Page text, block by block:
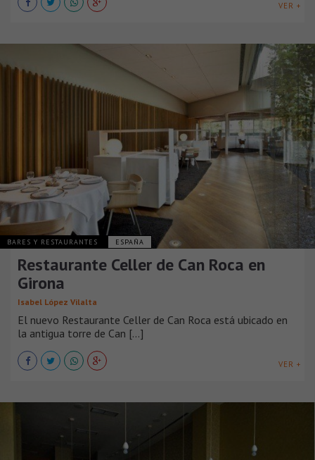
VER +
BARES Y RESTAURANTES ESPAÑA
Restaurante Celler de Can Roca en
Girona
Isabel López Vilalta
El nuevo Restaurante Celler de Can Roca está ubicado en
la antigua torre de Can [...]
VER +